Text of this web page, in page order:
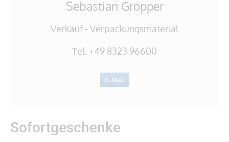
Sofortgeschenke
Sebastian Gropper
Verkauf - Verpackungsmaterial
Tel. +49 8323 96600
E-Mail